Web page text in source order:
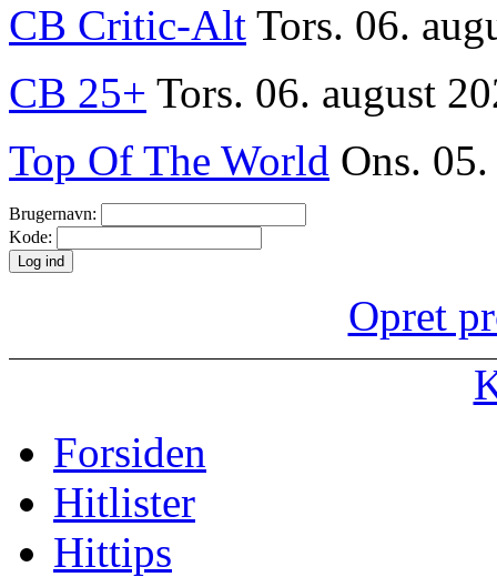
CB Critic-Alt Tors. 06.
CB 25+ Tors. 06. august
Top Of The World Ons.
Brugernavn:
Kode:
Opret
Forsiden
Hitlister
Hittips